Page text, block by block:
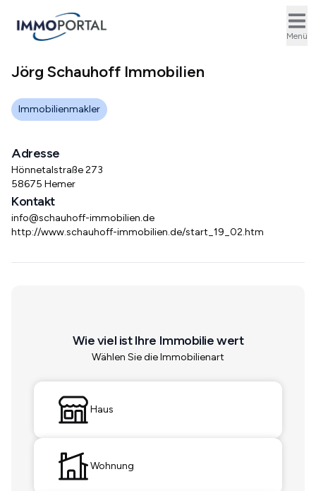
Menü
Jörg Schauhoff Immobilien
Immobilienmakler
Adresse
Hönnetalstraße 273
58675 Hemer
Kontakt
info@schauhoff-immobilien.de
http://www.schauhoff-immobilien.de/start_19_02.htm
Wie viel ist Ihre Immobilie wert
Wählen Sie die Immobilienart
Haus
Wohnung